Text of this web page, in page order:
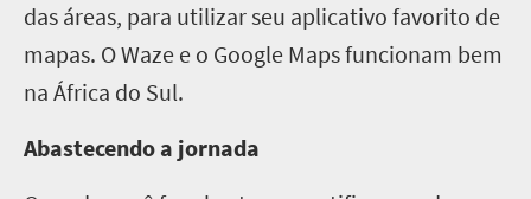
das áreas, para utilizar seu aplicativo favorito de
mapas. O Waze e o Google Maps funcionam bem
na África do Sul.
Abastecendo a jornada